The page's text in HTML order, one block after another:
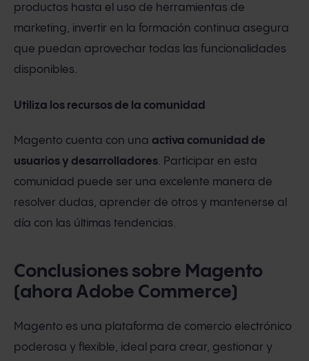
productos hasta el uso de herramientas de
marketing, invertir en la formación continua asegura
que puedan aprovechar todas las funcionalidades
disponibles.
Utiliza los recursos de la comunidad
Magento cuenta con una activa comunidad de
usuarios y desarrolladores. Participar en esta
comunidad puede ser una excelente manera de
resolver dudas, aprender de otros y mantenerse al
día con las últimas tendencias.
Conclusiones sobre Magento
(ahora Adobe Commerce)
Magento es una plataforma de comercio electrónico
poderosa y flexible, ideal para crear, gestionar y